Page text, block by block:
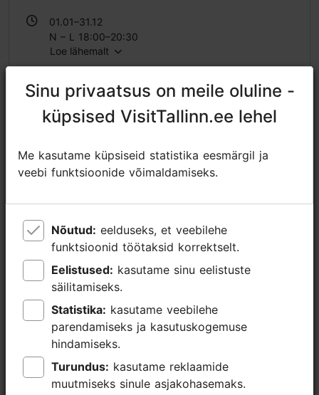
01.01–31.12
N – L 18:00–20:30
Loe lähemalt
+372 525 0519
Kasutatavad liikumisviisid: jalgsi
Fookus/ piirkond: Vanalinn
Sinu privaatsus on meile oluline -
küpsised VisitTallinn.ee lehel
Me kasutame küpsiseid statistika eesmärgil ja
veebi funktsioonide võimaldamiseks.
Nõutud:
funktsioonid töötaksid korrektselt.
Eelistused:
säilitamiseks.
Statistika:
parendamiseks ja kasutuskogemuse
hindamiseks.
Turundus:
muutmiseks sinule asjakohasemaks.
Sinu privaatsus on meile oluline -
küpsised VisitTallinn.ee lehel
Me kasutame küpsiseid statistika eesmärgil ja
veebi funktsioonide võimaldamiseks.
Nõutud:
funktsioonid töötaksid korrektselt.
Eelistused:
säilitamiseks.
Statistika:
parendamiseks ja kasutuskogemuse
hindamiseks.
Turundus:
muutmiseks sinule asjakohasemaks.